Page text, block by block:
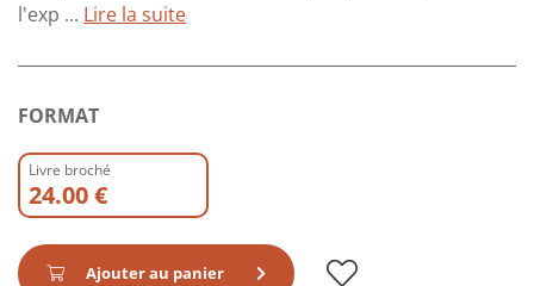
l'exp ... Lire la suite
FORMAT
Livre broché
24.00 €
Ajouter au panier